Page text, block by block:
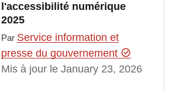
l'accessibilité numérique
2025
Par Service information et
presse du gouvernement
Mis à jour le January 23, 2026